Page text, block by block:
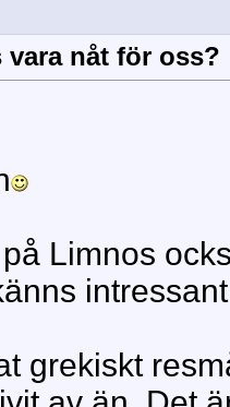
vara nåt för oss?
Limnos
grekiskt